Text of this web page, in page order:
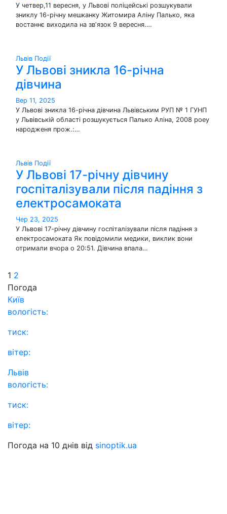
У четвер,11 вересня, у Львові поліцейські розшукували
зниклу 16-річну мешканку Житомира Аліну Палько, яка
востаннє виходила на звʼязок 9 вересня.…
Львів Події
У Львові зникла 16-річна
дівчина
Вер 11, 2025
У Львові зникла 16-річна дівчина Львівським РУП № 1 ГУНП
у Львівській області розшукується Палько Аліна, 2008 роеу
народженя прож.:…
Львів Події
У Львові 17-річну дівчину
госпіталізували після падіння з
електросамоката
Чер 23, 2025
У Львові 17-річну дівчину госпіталізували після падіння з
електросамоката Як повідомили медики, виклик вони
отримали вчора о 20:51. Дівчина впала…
Пагінація
записів
1 2
Погода
Київ
вологість:
тиск:
вітер:
Львів
вологість:
тиск:
вітер:
Погода на 10 днів від sinoptik.ua